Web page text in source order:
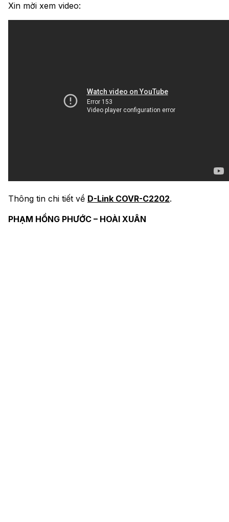
Xin mời xem video:
Thông tin chi tiết về D-Link COVR-C2202.
PHẠM HỒNG PHƯỚC – HOÀI XUÂN